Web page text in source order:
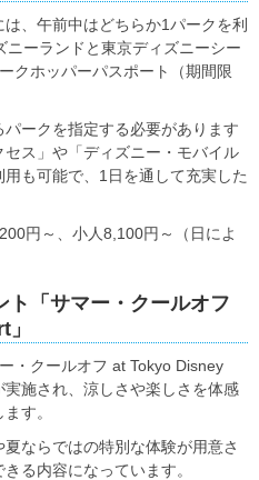
、午前中はどちらか1パークを利
ーランドと東京ディズニーシー
クホッパーパスポート（期間限
ークを指定する必要があります
ス」や「ディズニー・モバイル
も可能で、1日を通して充実した
円～、小人8,100円～（日によ
ト「サマー・クールオフ
・クールオフ at Tokyo Disney
施され、涼しさや楽しさを体感
す。
ならではの特別な体験が用意さ
る内容になっています。